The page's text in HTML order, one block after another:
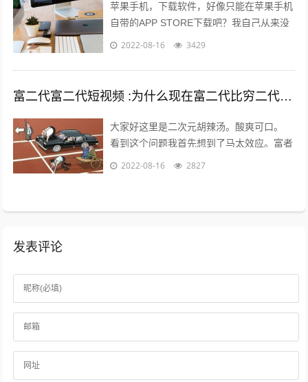
苹果手机，下载软件，好像只能在苹果手机
自带的APP STORE下载吧？我自己从来没
有尝试过在其他地方下载，在越狱最火热的
2022-08-16 3429
富二代富二代短视频 :为什么现在富二代比穷二代努力？
大家好这里是二次元胡辣汤。酸爽可口。
看到这个问题我首先想到了马太效应。富者
更富，穷者更穷。这也是一个不争的事实。
2022-08-16 2827
发表评论